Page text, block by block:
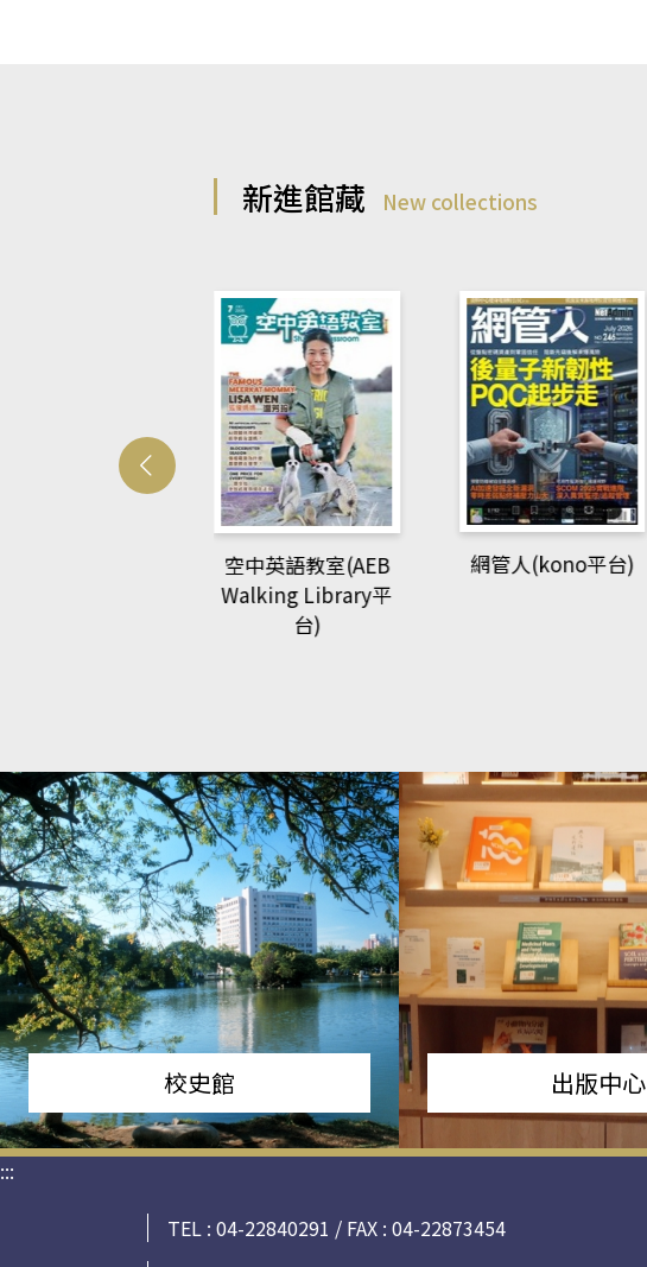
新進館藏 New collections
網管人(kono平台) Developmetal cell
校史館 出版中心
:::
TEL : 04-22840291 / FAX : 04-22873454